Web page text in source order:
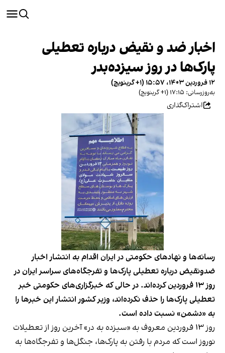
اخبار ضد و نقیض درباره تعطیلی
پارک‌ها در روز سیزده‌بدر
۱۲ فروردین ۱۴۰۳، ۱۵:۵۷ (‎+۱ گرینویچ)
به‌روزرسانی: ۱۷:۱۵ (‎+۱ گرینویچ)
اشتراک‌گذاری
رسانه‌ها و نهادهای حکومتی در ایران اقدام به انتشار اخبار
ضدونقیض درباره تعطیلی پارک‌ها و تفرجگاه‌های سراسر ایران در
روز ۱۳ فروردین کرده‌اند. در حالی که خبرگزاری‌های حکومتی خبر
تعطیلی پارک‌ها را حذف نکرده‌اند، وزیر کشور انتشار این خبرها را
به «دشمن» نسبت داده است.
روز ۱۳ فروردین معروف به «سیزده به در» آخرین روز از تعطیلات
نوروز است که مردم با رفتن به پارک‌ها، جنگل‌ها و تفرجگاه‌ها به